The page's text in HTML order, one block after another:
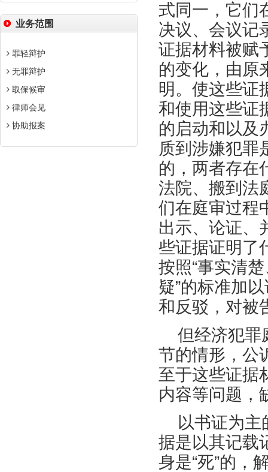
业务范围
罪轻辩护
无罪辩护
取保候审
律师会见
协助报案
式同一，它们
决议、会议记
证据材料被赋
的变化，由原
明。使这些证
和使用这些证
的启动和以及
质到涉嫌犯罪
的，两者存在
法院、搬到法
们在庭审过程
出示、论证、
些证据证明了
按照“事实清
疑”的标准加
和反驳，对被
但经济犯罪
节的情形，公
至于这些证据
内容等问题，
以书证为
据是以其记载
身是“死”的，